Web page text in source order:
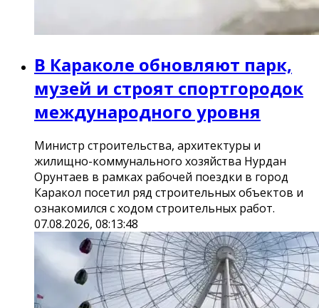
В Караколе обновляют парк,
музей и строят спортгородок
международного уровня
Министр строительства, архитектуры и
жилищно-коммунального хозяйства Нурдан
Орунтаев в рамках рабочей поездки в город
Каракол посетил ряд строительных объектов и
ознакомился с ходом строительных работ.
07.08.2026, 08:13:48